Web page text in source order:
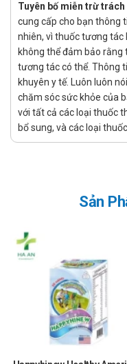
Ở đâu bán Kim
tín?
Để có thể mua Kim Tiền
Nhà thuốc Hà An theo 3
Mua trực tiếp tại
Đặt hàng tại
Nhà thuốc Hà An chúc
Tuyên bố miễn trừ trách
cung cấp cho bạn thông
nhiên, vì thuốc tương tác
không thể đảm bảo
tương tác có thể. Thông
khuyên y tế. Luôn luôn
chăm sóc sức khỏe của
với tất cả các loại thuốc
bổ sung, và các loại
Sản